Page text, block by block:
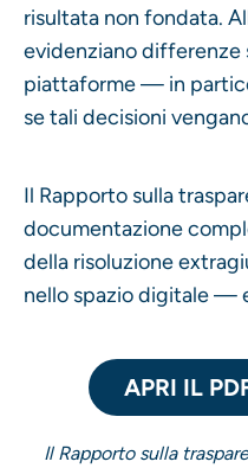
risultata non fondata.
evidenziano
piattaforme — in
se tali decisioni
Il Rapporto sulla
documentazione
della risoluzione
nello spazio digitale —
APRI IL
Il Rapporto sulla